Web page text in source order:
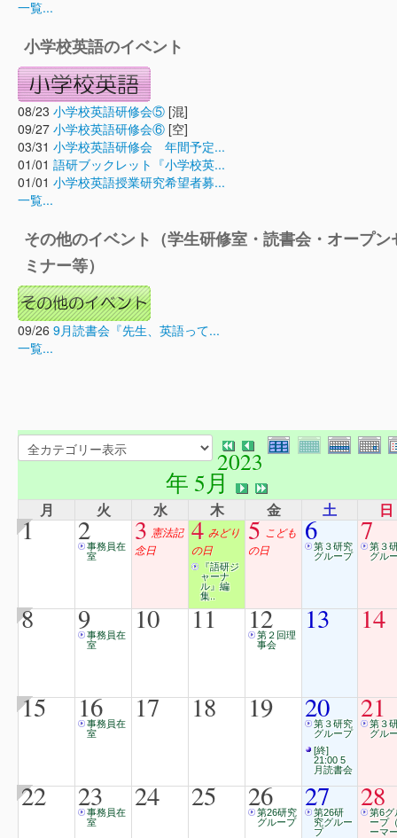
一覧...
小学校英語のイベント
08/23 小学校英語研修会⑤ [混]
09/27 小学校英語研修会⑥ [空]
03/31 小学校英語研修会 年間予定...
01/01 語研ブックレット『小学校英...
01/01 小学校英語授業研究希望者募...
一覧...
その他のイベント（学生研修室・読書会・オープン
ミナー等）
09/26 9月読書会『先生、英語って...
一覧...
2023
年 5月
月 火 水 木 金 土 日
1 2事務員在
室
3 憲法記
念日
4 みどり
の日
『語研ジ
ャーナ
ル』編
集..
5 こども
の日
6第３研究
グループ
7第３
グル
8 9事務員在
室
10 11 12
第２回理
事会
13 14
15 16
事務員在
室
17 18 19 20
第３研究
グループ
[終]
21:00 5
月読書会
21
第３
グル
22 23
事務員在
室
24 25 26
第26研究
グループ
27
第26研
究グルー
プ
28
第6グ
ープ
ーマ